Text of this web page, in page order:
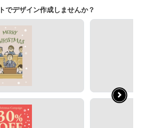
でデザイン作成しませんか？